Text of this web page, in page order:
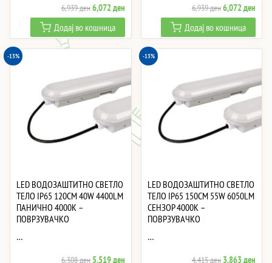
6,939денOriginal
price
was:
6,939 ден.
6,072денCurrent
price
is:
6,072 ден.
Додај во кошница
6,939денOriginal
price
was:
6,939 ден.
6,072ден
price
is:
Додај во кошница
-13%
LED ВОДОЗАШТИТНО СВЕТЛО
ТЕЛО IP65 120CM 40W 4400LM
ПАНИЧНО 4000K –
ПОВРЗУВАЧКО
…
6,308ден Original
5,519денCurrent
-13%
LED ВОДОЗАШТИТНО СВЕТЛО
ТЕЛО IP65 150CM 55W 6050LM
СЕНЗОР 4000K –
ПОВРЗУВАЧКО
…
4,415ден Original
3,863ден